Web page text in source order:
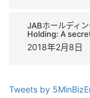
JABホールディ
Holding: A
2018年2月8日
Tweets by